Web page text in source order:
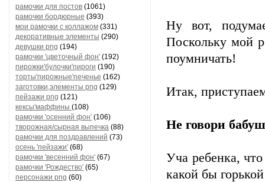
рамочки для постов (1061)
рамочки бордюрные (393)
мои рамочки с коллажом (331)
декоративные элементы (290)
девушки png (194)
рамочки 'цветочный фон' (192)
пирожки'булочки'пироги (190)
торты'пирожные'печенье (162)
заготовки,элементы png (129)
пейзажи png (121)
кексы'маффины (108)
рамочки 'осенний фон' (106)
творожная/сырная выпечка (88)
рамочки для поздравлений (73)
осень 'пейзажи' (68)
рамочки 'весенний фон' (67)
рамочки 'Рождество' (65)
персонажи png (60)
Ну вот,
Поскольку мой
поумничать!
Итак,
Не говори
Уча ребенка,
какой бы